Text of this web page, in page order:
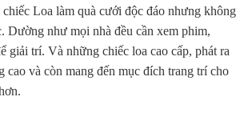
chiếc Loa làm quà cưới độc đáo nhưng không
Dường như mọi nhà đều cần xem phim,
giải trí. Và những chiếc loa cao cấp, phát ra
cao và còn mang đến mục đích trang trí cho